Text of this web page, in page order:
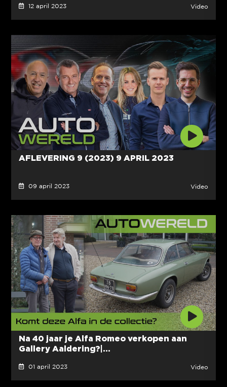
12 april 2023 Video
AFLEVERING 9 (2023) 9 APRIL 2023
09 april 2023 Video
Na 40 jaar je Alfa Romeo verkopen aan
Gallery Aaldering?|...
01 april 2023 Video